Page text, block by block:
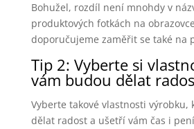
Bohužel, rozdíl není mnohdy v
produktových fotkách na
doporučujeme zaměřit se také na
Tip 2: Vyberte si
vám budou dělat
Vyberte takové vlastnosti výrobku,
dělat radost a ušetří vám čas i